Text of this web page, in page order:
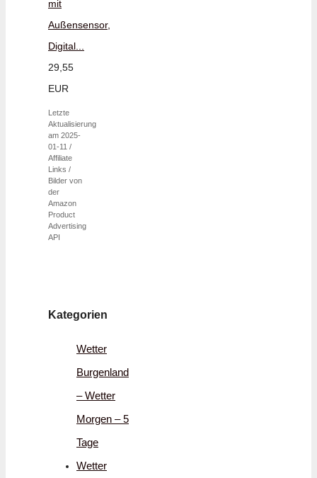
mit
Außensensor,
Digital...
29,55
EUR
Letzte
Aktualisierung
am 2025-
01-11 /
Affiliate
Links /
Bilder von
der
Amazon
Product
Advertising
API
Kategorien
Wetter
Burgenland
– Wetter
Morgen – 5
Tage
Wetter